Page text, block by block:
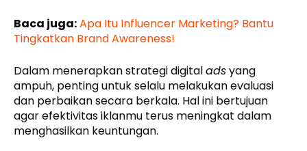
Baca juga:Apa Itu Influencer Marketing? Bantu
Tingkatkan Brand Awareness!
Dalam menerapkan strategi digitaladsyang
ampuh, penting untuk selalu melakukan evaluasi
dan perbaikan secara berkala. Hal ini bertujuan
agar efektivitas iklanmu terus meningkat dalam
menghasilkan keuntungan.